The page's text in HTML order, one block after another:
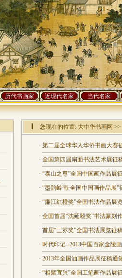
历代书画家 近现代名家 当代名家
您现在的位置: 大中华书画网
· 第二届全球华人华侨书画大赛
· 全国第四届扇面书法艺术展征
· “泰山之尊”全国中国画作品展
· “墨韵岭南·全国中国画作品展”
· “廉江红橙奖”全国书法作品展
· 全国首届“沈延毅奖”书法篆刻
· 首届“三苏奖”全国书法展览征
· 时代印记--2013中国百家金陵
· 2013年全国油画作品展征稿通
· “相聚宜兴”全国工笔画作品展